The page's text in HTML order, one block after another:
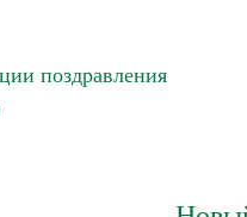
поздравления